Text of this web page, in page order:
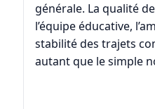
générale. La qualité
l’équipe éducative,
stabilité des trajets
autant que le simple